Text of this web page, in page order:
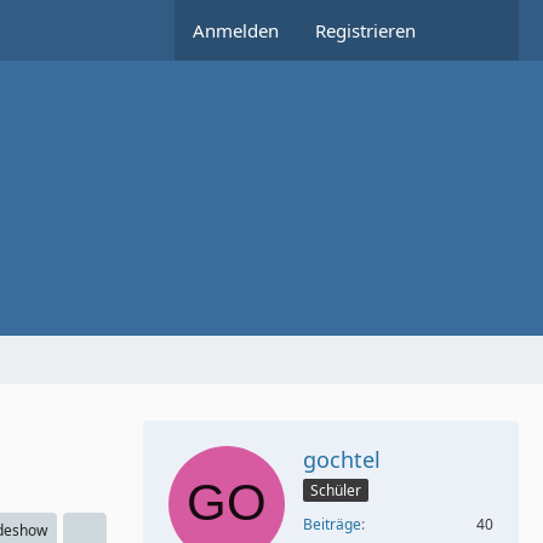
Anmelden Registrieren
gochtel
Schüler
Beiträge
40